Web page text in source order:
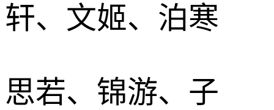
轩、文姬、泊寒
思若、锦游、子